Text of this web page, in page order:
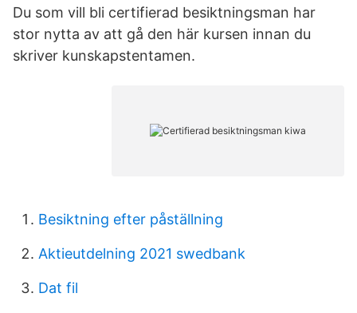
Du som vill bli certifierad besiktningsman har
stor nytta av att gå den här kursen innan du
skriver kunskapstentamen.
Besiktning efter påställning
Aktieutdelning 2021 swedbank
Dat fil